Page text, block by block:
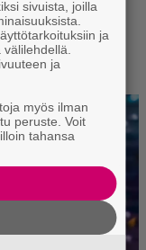
sivuista, joilla
ja
ja
myös ilman
peruste. Voit
tahansa